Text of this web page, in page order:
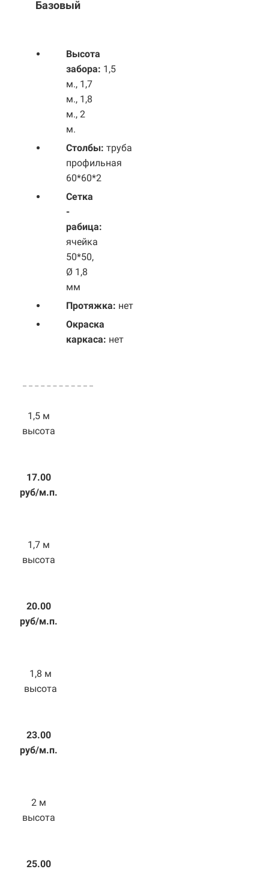
Базовый
Высота
забора: 1,5
м., 1,7
м., 1,8
м., 2
м.
Столбы: труба
профильная
60*60*2
Сетка
-
рабица:
ячейка
50*50,
Ø 1,8
мм
Протяжка: нет
Окраска
каркаса: нет
1,5 м
высота
17.00
руб/м.п.
1,7 м
высота
20.00
руб/м.п.
1,8 м
высота
23.00
руб/м.п.
2 м
высота
25.00